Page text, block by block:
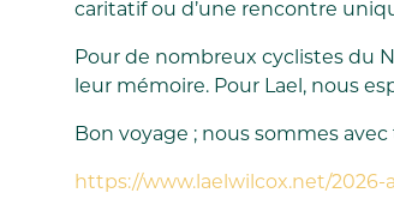
caritatif ou d’une rencontre
Pour de nombreux cyclistes du
leur mémoire. Pour Lael, nous
Bon voyage ; nous sommes
https://www.laelwilcox.net/